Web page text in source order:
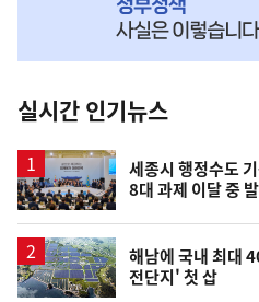
뉴
스
실시간 인기뉴스
세종시 행정수도
8대 과제 이달 중
해남에 국내 최대
전단지' 첫 삽